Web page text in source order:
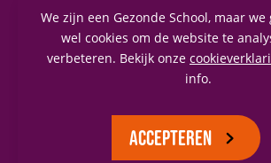
We zijn een Gezonde School, maar
wel cookies om de website te
verbeteren. Bekijk onze
info.
ACCEPTEREN